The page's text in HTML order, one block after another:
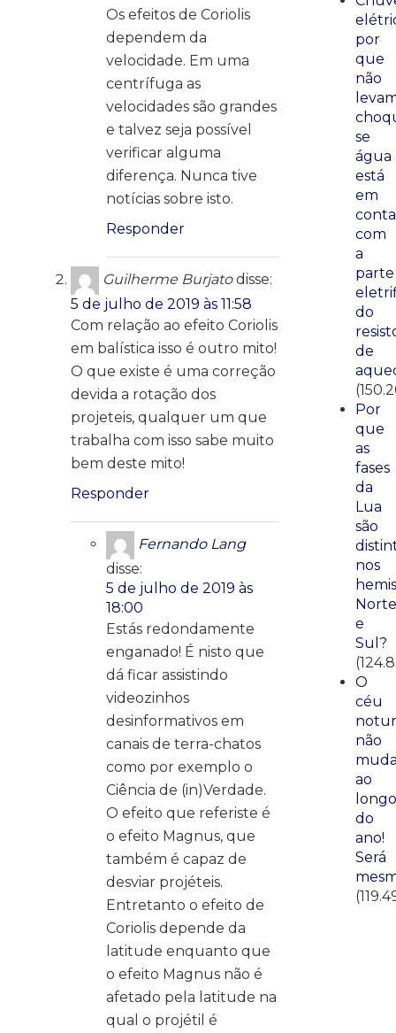
Os efeitos de Coriolis
dependem da
velocidade. Em uma
centrífuga as
velocidades são grandes
e talvez seja possível
verificar alguma
diferença. Nunca tive
notícias sobre isto.
Responder
Guilherme Burjato disse:
5 de julho de 2019 às 11:58
Com relação ao efeito Coriolis
em balística isso é outro mito!
O que existe é uma correção
devida a rotação dos
projeteis, qualquer um que
trabalha com isso sabe muito
bem deste mito!
Responder
Fernando Lang
disse:
5 de julho de 2019 às
18:00
Estás redondamente
enganado! É nisto que
dá ficar assistindo
videozinhos
desinformativos em
canais de terra-chatos
como por exemplo o
Ciência de (in)Verdade.
O efeito que referiste é
o efeito Magnus, que
também é capaz de
desviar projéteis.
Entretanto o efeito de
Coriolis depende da
latitude enquanto que
o efeito Magnus não é
afetado pela latitude na
qual o projétil é
por
que
não
se
água
está
em
com
a
parte
do
de
Por
que
as
fases
da
Lua
são
nos
Norte
e
Sul?
O
céu
não
ao
longo
do
ano!
Será